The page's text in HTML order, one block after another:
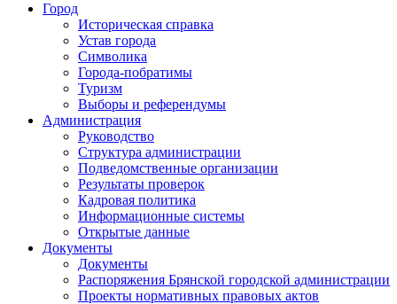
Город
Историческая справка
Устав города
Символика
Города-побратимы
Туризм
Выборы и референдумы
Администрация
Руководство
Структура администрации
Подведомственные организации
Результаты проверок
Кадровая политика
Информационные системы
Открытые данные
Документы
Документы
Распоряжения Брянской городской администрации
Проекты нормативных правовых актов